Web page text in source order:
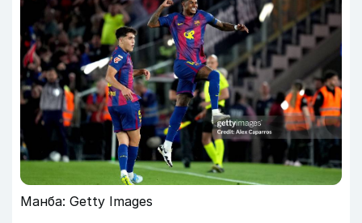
Манба: Getty Images